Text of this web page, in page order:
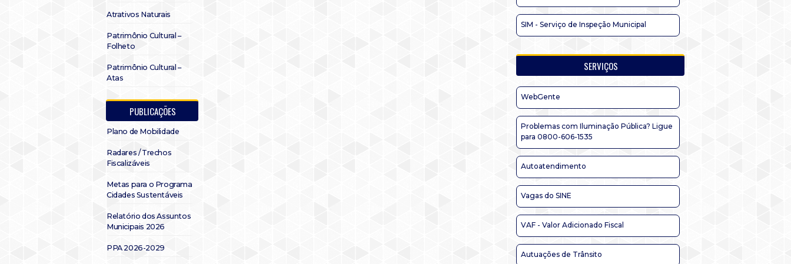
Atrativos Naturais
Patrimônio Cultural –
Folheto
Patrimônio Cultural –
Atas
PUBLICAÇÕES
Plano de Mobilidade
Radares / Trechos
Fiscalizáveis
Metas para o Programa
Cidades Sustentáveis
Relatório dos Assuntos
Municipais 2026
PPA 2026-2029
SIM - Serviço de Inspeção Municipal
SERVIÇOS
WebGente
Problemas com Iluminação Pública? Ligue
para 0800-606-1535
Autoatendimento
Vagas do SINE
VAF - Valor Adicionado Fiscal
Autuações de Trânsito